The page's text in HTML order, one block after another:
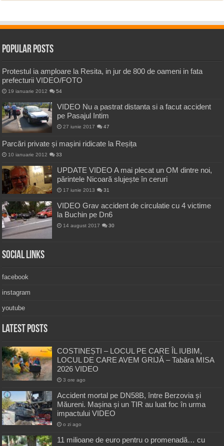
Popular Posts
Protestul ia amploare la Resita, in jur de 800 de oameni in fata
prefecturii VIDEO/FOTO
19 ianuarie 2012 54
VIDEO Nu a pastrat distanta si a facut accident
pe Pasajul Intim
27 iunie 2017 47
Parcări private și mașini ridicate la Reșița
10 ianuarie 2012 33
UPDATE VIDEO A mai plecat un OM dintre noi,
părintele Nicoară slujește în ceruri
17 iunie 2013 31
VIDEO Grav accident de circulatie cu 4 victime
la Buchin pe Dn6
14 august 2017 30
Social Links
facebook
instagram
youtube
Latest Posts
COSTINEȘTI – LOCUL PE CARE ÎL IUBIM,
LOCUL DE CARE AVEM GRIJĂ – Tabăra MISA
2026 VIDEO
3 ore ago
Accident mortal pe DN58B, între Berzovia și
Măureni. Mașina și un TIR au luat foc în urma
impactului VIDEO
o zi ago
11 milioane de euro pentru o promenadă… cu